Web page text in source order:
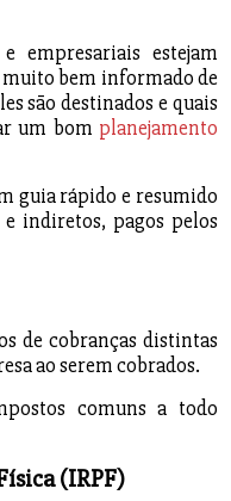
empresariais estejam
muito bem informado de
são destinados e quais
um bom planejamento
guia rápido e resumido
indiretos, pagos pelos
de cobranças distintas
ao serem cobrados.
comuns a todo
(IRPF)